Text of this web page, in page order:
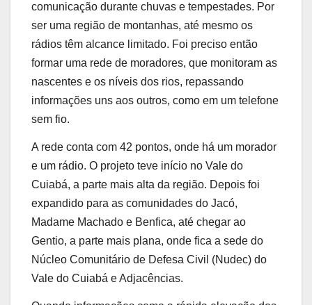
comunicação durante chuvas e tempestades. Por
ser uma região de montanhas, até mesmo os
rádios têm alcance limitado. Foi preciso então
formar uma rede de moradores, que monitoram as
nascentes e os níveis dos rios, repassando
informações uns aos outros, como em um telefone
sem fio.
A rede conta com 42 pontos, onde há um morador
e um rádio. O projeto teve início no Vale do
Cuiabá, a parte mais alta da região. Depois foi
expandido para as comunidades do Jacó,
Madame Machado e Benfica, até chegar ao
Gentio, a parte mais plana, onde fica a sede do
Núcleo Comunitário de Defesa Civil (Nudec) do
Vale do Cuiabá e Adjacências.